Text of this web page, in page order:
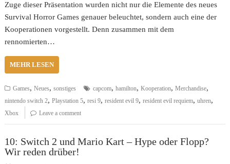
Zuge dieser Präsentation wurden nicht nur die Elemente des neues
Survival Horror Games genauer beleuchtet, sondern auch eine der
Kooperationen vorgestellt. Denn zusammen mit dem
rennomierten…
MEHR LESEN
Games,Neues,sonstiges capcom,hamilton,Kooperation,Merchandise,
nintendo switch 2,Playstation 5,resi 9,resident evil 9,resident evil requiem,uhren,
Xbox Leave a comment
10: Switch 2 und Mario Kart – Hype oder Flopp?
Wir reden drüber!